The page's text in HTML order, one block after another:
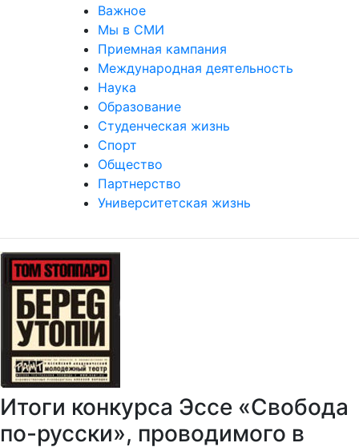
Важное
Мы в СМИ
Приемная кампания
Международная деятельность
Наука
Образование
Студенческая жизнь
Спорт
Общество
Партнерство
Университетская жизнь
Итоги конкурса Эссе «Свобода
по-русски», проводимого в